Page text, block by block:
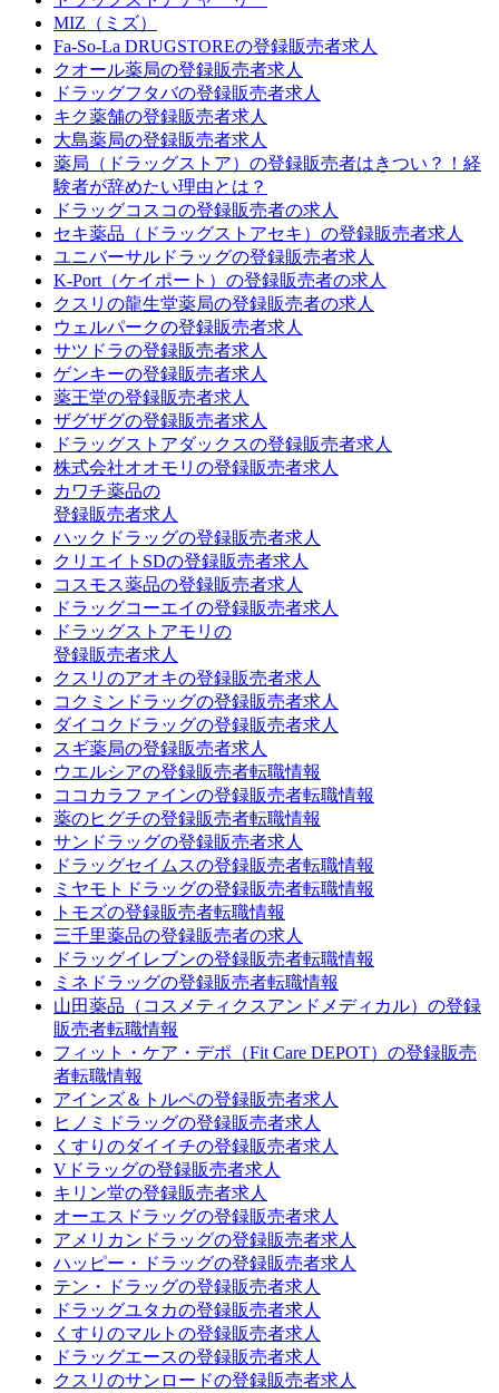
MIZ（ミズ）
Fa-So-La DRUGSTOREの登録販売者求人
クオール薬局の登録販売者求人
ドラッグフタバの登録販売者求人
キク薬舗の登録販売者求人
大島薬局の登録販売者求人
薬局（ドラッグストア）の登録販売者はきつい？！経
験者が辞めたい理由とは？
ドラッグコスコの登録販売者の求人
セキ薬品（ドラッグストアセキ）の登録販売者求人
ユニバーサルドラッグの登録販売者求人
K-Port（ケイポート）の登録販売者の求人
クスリの龍生堂薬局の登録販売者の求人
ウェルパークの登録販売者求人
サツドラの登録販売者求人
ゲンキーの登録販売者求人
薬王堂の登録販売者求人
ザグザグの登録販売者求人
ドラッグストアダックスの登録販売者求人
株式会社オオモリの登録販売者求人
カワチ薬品の
登録販売者求人
ハックドラッグの登録販売者求人
クリエイトSDの登録販売者求人
コスモス薬品の登録販売者求人
ドラッグコーエイの登録販売者求人
ドラッグストアモリの
登録販売者求人
クスリのアオキの登録販売者求人
コクミンドラッグの登録販売者求人
ダイコクドラッグの登録販売者求人
スギ薬局の登録販売者求人
ウエルシアの登録販売者転職情報
ココカラファインの登録販売者転職情報
薬のヒグチの登録販売者転職情報
サンドラッグの登録販売者求人
ドラッグセイムスの登録販売者転職情報
ミヤモトドラッグの登録販売者転職情報
トモズの登録販売者転職情報
三千里薬品の登録販売者の求人
ドラッグイレブンの登録販売者転職情報
ミネドラッグの登録販売者転職情報
山田薬品（コスメティクスアンドメディカル）の登録
販売者転職情報
フィット・ケア・デポ（Fit Care DEPOT）の登録販売
者転職情報
アインズ＆トルペの登録販売者求人
ヒノミドラッグの登録販売者求人
くすりのダイイチの登録販売者求人
Vドラッグの登録販売者求人
キリン堂の登録販売者求人
オーエスドラッグの登録販売者求人
アメリカンドラッグの登録販売者求人
ハッピー・ドラッグの登録販売者求人
テン・ドラッグの登録販売者求人
ドラッグユタカの登録販売者求人
くすりのマルトの登録販売者求人
ドラッグエースの登録販売者求人
クスリのサンロードの登録販売者求人